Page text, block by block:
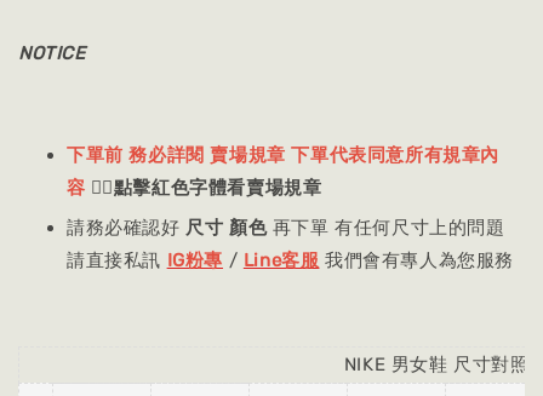
NOTICE
下單前 務必詳閱 賣場規章 下單代表同意所有規章內
容 👈🏻點擊紅色字體看賣場規章
請務必確認好 尺寸 顏色再下單 有任何尺寸上的問題
請直接私訊 IG粉專 / Line客服 我們會有專人為您服務
NIKE 男女鞋 尺寸對照